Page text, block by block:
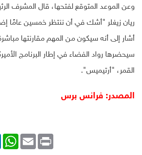
وعن الموعد المتوقع لفتحها، قال المشرف
ريان زيغلر "أشك في أن ننتظر خمسين عامًا
أشار إلى أنه سيكون من المهم مقارنتها
سيحضرها رواد الفضاء في إطار البرنامج
القمر، "أرتيميس".
المصدر: فرانس برس
Email Print